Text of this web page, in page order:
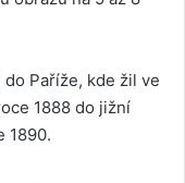
Paříže, kde žil ve
1888 do jižní
1890.